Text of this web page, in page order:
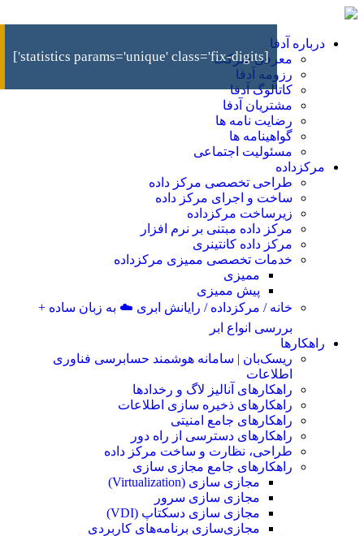
درباره آدفا
معرفی شرکت
رزومه آدفا
کاتالوگ آدفا
مشتریان آدفا
رضایت نامه ها
گواهینامه ها
مسئولیت اجتماعی
مرکزداده
طراحی تخصصی مرکز داده
ساخت و اجرای مرکز داده
زیرساخت مرکزداده
مرکز داده مبتنی بر نرم افزار
مرکز داده کانتینری
خدمات تخصصی ممیزی مرکزداده
ممیزی
پیش ممیزی
خانه / مرکزداده / رایانش ابری ☁️ به زبان ساده +
بررسی انواع ابر
راهکارها
ریسک‌بان | سامانه هوشمند حسابرسی فناوری
اطلاعات
راهکارهای آنالیز لاگ و رخدادها
راهکارهای ذخیره سازی اطلاعات
راهکارهای جامع امنیتی
راهکارهای دسترسی از راه دور
طراحی، نظارت و ساخت مرکز داده
راهکارهای جامع مجازی سازی
مجازی سازی (Virtualization)
مجازی‌ سازی سرور
مجازی‌ سازی دسکتاپ (VDI)
مجازی‌سازی برنامه‌های کاربردی
[statistics params='unique' class='fix-digits']